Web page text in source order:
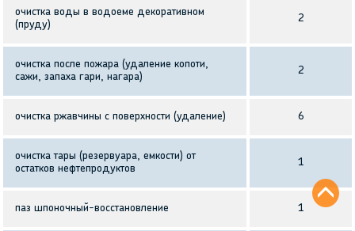
очистка воды в водоеме декоративном
(пруду)
2
очистка после пожара (удаление копоти,
сажи, запаха гари, нагара)
2
очистка ржавчины с поверхности (удаление) 6
очистка тары (резервуара, емкости) от
остатков нефтепродуктов
1
паз шпоночный-восстановление 1